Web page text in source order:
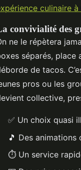
culinaire
convivialité des
ne le répètera
séparés, place
de tacos.
pros ou les
collective,
✅ Un choix quasi
🎵 Des
⏱️ Un service